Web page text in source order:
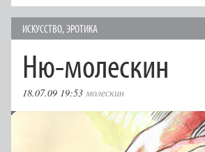
ИСКУССТВО,ЭРОТИКА
Ню-молескин
18.07.09 19:53 молескин